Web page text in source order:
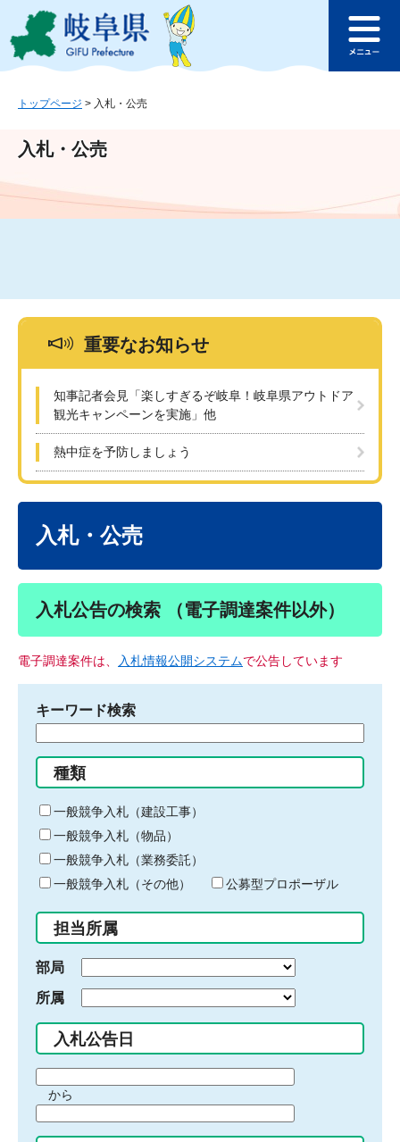
ジ
ュ
文
このページの本文へ
ュ
トップページ > 入札・公売
入札・公売
重要なお知らせ
知事記者会見「楽しすぎるぞ岐阜！岐阜県アウトドア
観光キャンペーンを実施」他
熱中症を予防しましょう
入札・公売
入札公告の検索 （電子調達案件以外）
電子調達案件は、 入札情報公開システムで公告しています
キーワード検索
る
キ
ー
ワ
ー
ド
入
力
種類
一般競争入札（建設工事）
一般競争入札（物品）
一般競争入札（業務委託）
一般競争入札（その他）
公募型プロポーザル
担当所属
部局
所属
入札公告日
間
始
から
間